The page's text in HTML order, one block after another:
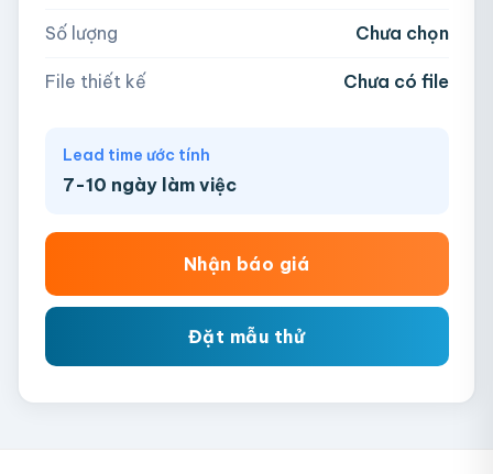
Số lượng Chưa chọn
File thiết kế Chưa có file
Lead time ước tính
7-10 ngày làm việc
Nhận báo giá
Đặt mẫu thử